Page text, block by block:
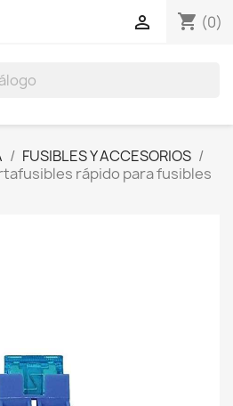
shopping_cart (0)

FUSIBLES Y ACCESORIOS
rápido para fusibles